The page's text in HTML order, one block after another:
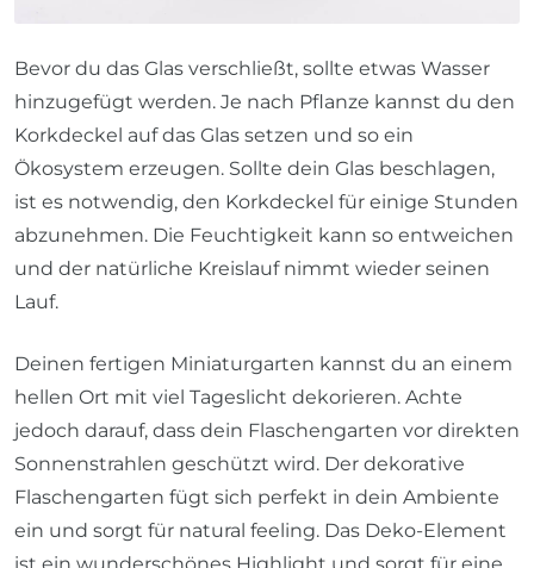
Bevor du das Glas verschließt, sollte etwas Wasser
hinzugefügt werden. Je nach Pflanze kannst du den
Korkdeckel auf das Glas setzen und so ein
Ökosystem erzeugen. Sollte dein Glas beschlagen,
ist es notwendig, den Korkdeckel für einige Stunden
abzunehmen. Die Feuchtigkeit kann so entweichen
und der natürliche Kreislauf nimmt wieder seinen
Lauf.
Deinen fertigen Miniaturgarten kannst du an einem
hellen Ort mit viel Tageslicht dekorieren. Achte
jedoch darauf, dass dein Flaschengarten vor direkten
Sonnenstrahlen geschützt wird. Der dekorative
Flaschengarten fügt sich perfekt in dein Ambiente
ein und sorgt für natural feeling. Das Deko-Element